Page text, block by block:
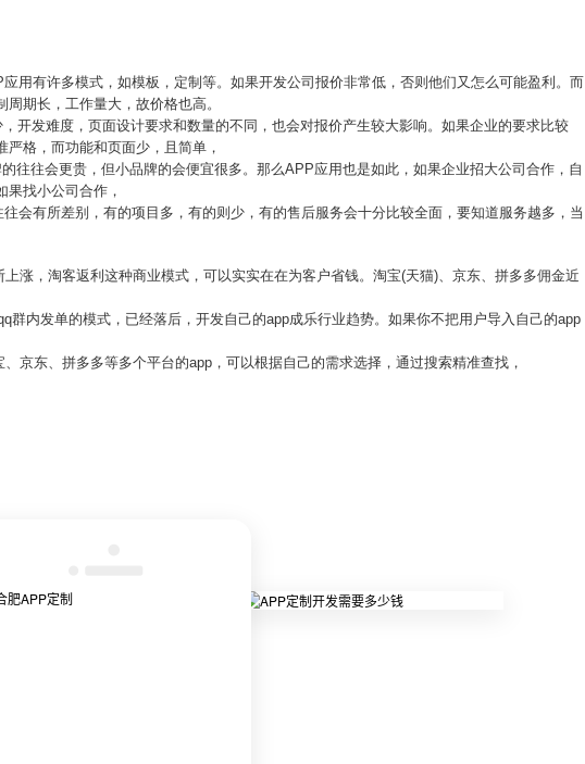
用有许多模式，如模板，定制等。如果开发公司报价非常低，否则他们又怎么可能盈利。而
期长，工作量大，故价格也高。
开发难度，页面设计要求和数量的不同，也会对报价产生较大影响。如果企业的要求比较
格，而功能和页面少，且简单，
往往会更贵，但小品牌的会便宜很多。那么APP应用也是如此，如果企业招大公司合作，自
找小公司合作，
会有所差别，有的项目多，有的则少，有的售后服务会十分比较全面，要知道服务越多，当
涨，淘客返利这种商业模式，可以实实在在为客户省钱。淘宝(天猫)、京东、拼多多佣金近
群内发单的模式，已经落后，开发自己的app成乐行业趋势。如果你不把用户导入自己的app
京东、拼多多等多个平台的app，可以根据自己的需求选择，通过搜索精准查找，